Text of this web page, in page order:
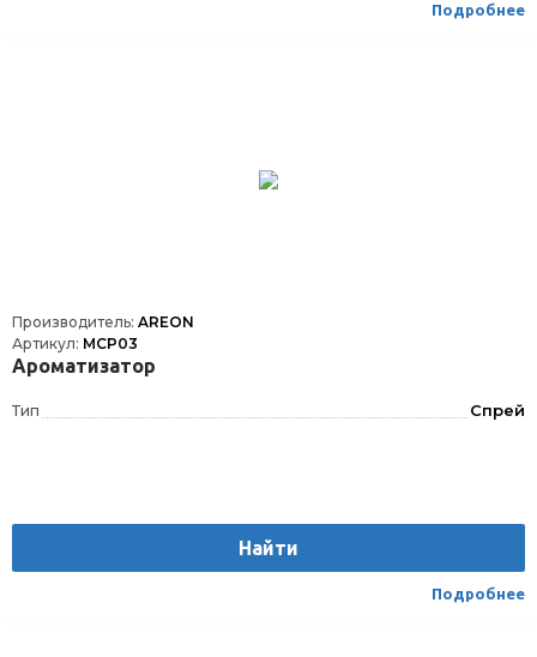
Подробнее
Производитель: AREON
Артикул: MCP03
Ароматизатор
Тип Спрей
Найти
Подробнее